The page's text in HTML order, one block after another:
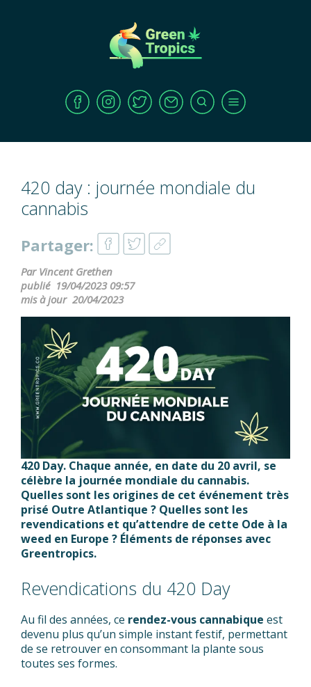
420 day : journée mondiale du
cannabis
Partager:
Par Vincent Grethen
publié 19/04/2023 09:57
mis à jour 20/04/2023
420 Day. Chaque année, en date du 20 avril, se
célèbre la journée mondiale du cannabis.
Quelles sont les origines de cet événement très
prisé Outre Atlantique ? Quelles sont les
revendications et qu’attendre de cette Ode à la
weed en Europe ? Éléments de réponses avec
Greentropics.
Revendications du 420 Day
Au fil des années, ce rendez-vous cannabique est
devenu plus qu’un simple instant festif, permettant
de se retrouver en consommant la plante sous
toutes ses formes.